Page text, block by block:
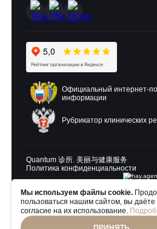
Официальный интернет-
информации
Рубрикатор клинических
Политика конфиденциальности
Разработка и продвижение:
Quantum 诊所. 美丽与健康服务
Мы используем файлы cookie.
пользоваться нашим сайтом, вы даёте
согласие на их использование.